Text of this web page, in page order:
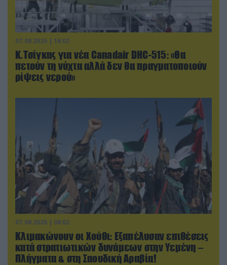
07.08.2026 | 16:02
Κ.Τσίγκας για νέα Canadair DHC-515: «Θα
πετούν τη νύχτα αλλά δεν θα πραγματοποιούν
ρίψεις νερού»
07.08.2026 | 08:02
Κλιμακώνουν οι Χούθι: Eξαπέλυσαν επιθέσεις
κατά στρατιωτικών δυνάμεων στην Υεμένη –
Πλήγματα & στη Σαουδική Αραβία!